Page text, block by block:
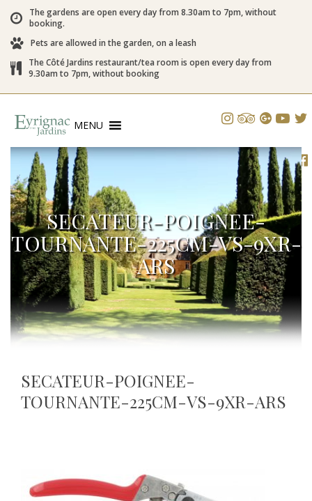
The gardens are open every day from 8.30am to 7pm, without
booking.
Pets are allowed in the garden, on a leash
The Côté Jardins restaurant/tea room is open every day from
9.30am to 7pm, without booking
MENU
SECATEUR-POIGNEE-
TOURNANTE-225CM-VS-9XR-
ARS
SECATEUR-POIGNEE-
TOURNANTE-225CM-VS-9XR-ARS